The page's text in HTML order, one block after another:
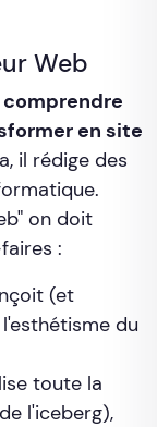
Web
comprendre
en site
il rédige des
on doit
:
(et
du
toute la
l'iceberg),